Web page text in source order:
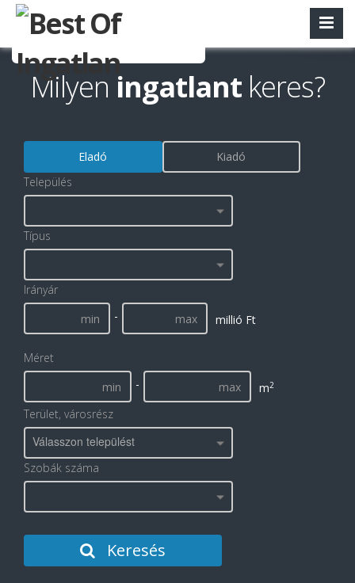
Milyen ingatlant keres?
Eladó
Kiadó
Település
Típus
Irányár
-
millió Ft
Méret
-
m2
Terület, városrész
Válasszon települést
Szobák száma
Keresés